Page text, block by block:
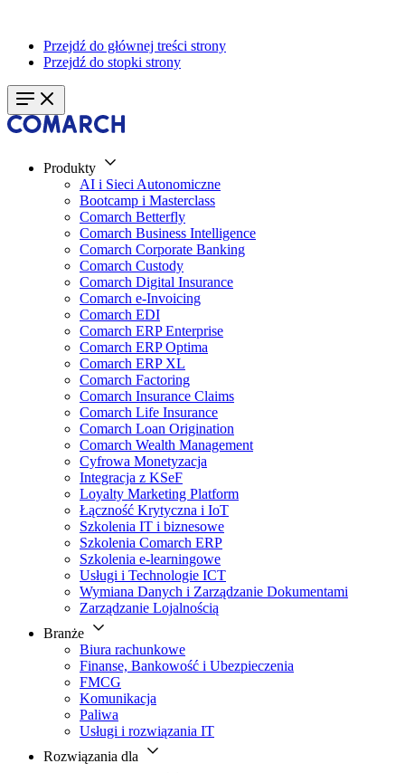
Przejdź do głównej treści strony
Przejdź do stopki strony
Produkty
AI i Sieci Autonomiczne
Bootcamp i Masterclass
Comarch Betterfly
Comarch Business Intelligence
Comarch Corporate Banking
Comarch Custody
Comarch Digital Insurance
Comarch e-Invoicing
Comarch EDI
Comarch ERP Enterprise
Comarch ERP Optima
Comarch ERP XL
Comarch Factoring
Comarch Insurance Claims
Comarch Life Insurance
Comarch Loan Origination
Comarch Wealth Management
Cyfrowa Monetyzacja
Integracja z KSeF
Loyalty Marketing Platform
Łączność Krytyczna i IoT
Szkolenia IT i biznesowe
Szkolenia Comarch ERP
Szkolenia e-learningowe
Usługi i Technologie ICT
Wymiana Danych i Zarządzanie Dokumentami
Zarządzanie Lojalnością
Branże
Biura rachunkowe
Finanse, Bankowość i Ubezpieczenia
FMCG
Komunikacja
Paliwa
Usługi i rozwiązania IT
Rozwiązania dla